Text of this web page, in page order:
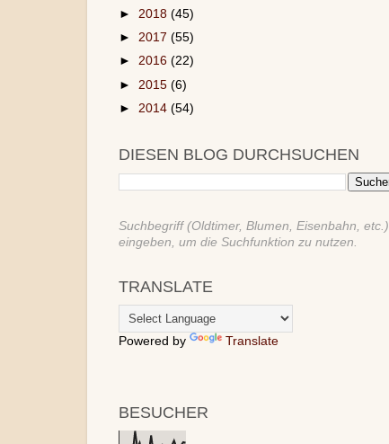
► 2018 (45)
► 2017 (55)
► 2016 (22)
► 2015 (6)
► 2014 (54)
DIESEN BLOG DURCHSUCHEN
Suchbegriff (Oldtimer, Blumen, Eisenbahn, etc.)
eingeben, um die Suchfunktion zu nutzen.
TRANSLATE
Powered by Translate
BESUCHER